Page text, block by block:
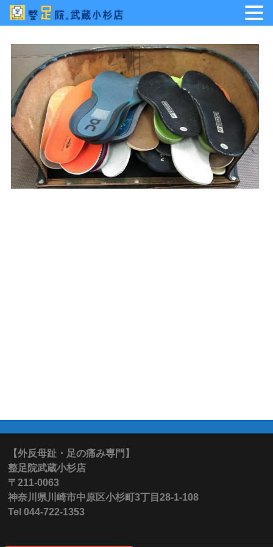
【外反母趾・足の痛み専門】
整足院武蔵小杉店
〒211-0063
神奈川県川崎市中原区小杉町3丁目28-1-108
Tel 044-722-1353